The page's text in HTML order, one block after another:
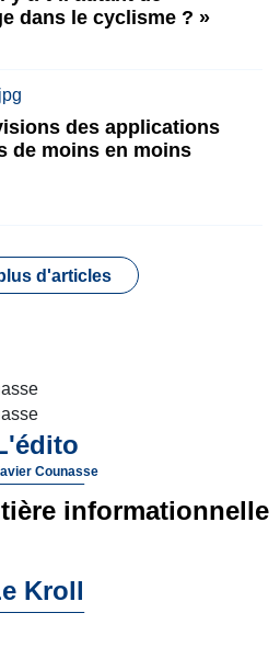
dans le cyclisme ? »
des applications
de moins en moins
d'articles
Counasse
informationnelle
Kroll